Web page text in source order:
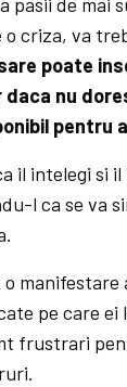
criza, va
poate
daca nu
pentru
il intelegi si
l ca se va
manifestare
pe care ei
frustrari